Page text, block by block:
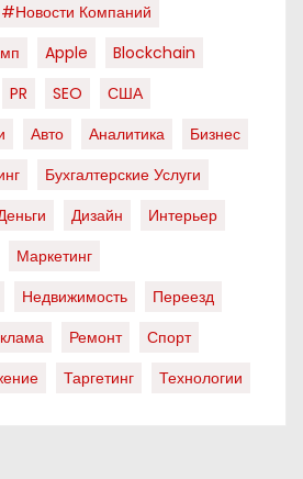
#новости Компаний
Apple
Blockchain
PR SEO
США
Авто Аналитика
Бизнес
Бухгалтерские Услуги
Дизайн
Интерьер
Маркетинг
Недвижимость
Переезд
Ремонт
Спорт
Таргетинг Технологии